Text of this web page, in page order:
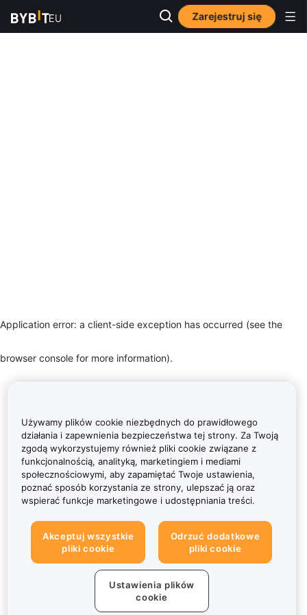
Zarejestruj się
Application error: a client-side exception has occurred (see the
browser console for more information).
Używamy plików cookie niezbędnych do prawidłowego
działania i zapewnienia bezpieczeństwa tej strony. Za Twoją
zgodą wykorzystujemy również pliki cookie związane z
funkcjonalnością, analityką, marketingiem i mediami
społecznościowymi, aby zapamiętać Twoje ustawienia,
poznać sposób korzystania ze strony, ulepszać ją oraz
wspierać funkcje marketingowe i udostępniania treści.
Akceptuj wszystkie
pliki cookie
Odrzuć dodatkowe
pliki cookie
Ustawienia plików
cookie